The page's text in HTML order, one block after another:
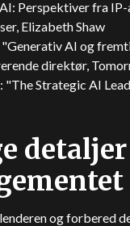
Perspektiver fra
Elizabeth Shaw
"Generativ AI og
direktør,
: "The Strategic AI
og forbered